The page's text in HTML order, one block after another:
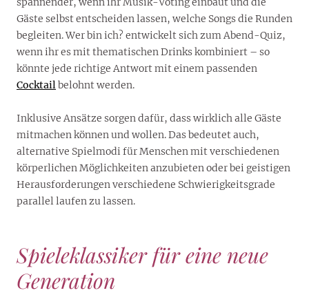
Gäste selbst entscheiden lassen, welche Songs die Runden
begleiten. Wer bin ich? entwickelt sich zum Abend-Quiz,
wenn ihr es mit thematischen Drinks kombiniert – so
könnte jede richtige Antwort mit einem passenden
Cocktailbelohnt werden.
Inklusive Ansätze sorgen dafür, dass wirklich alle Gäste
mitmachen können und wollen. Das bedeutet auch,
alternative Spielmodi für Menschen mit verschiedenen
körperlichen Möglichkeiten anzubieten oder bei geistigen
Herausforderungen verschiedene Schwierigkeitsgrade
parallel laufen zu lassen.
Spieleklassiker für eine neue
Generation